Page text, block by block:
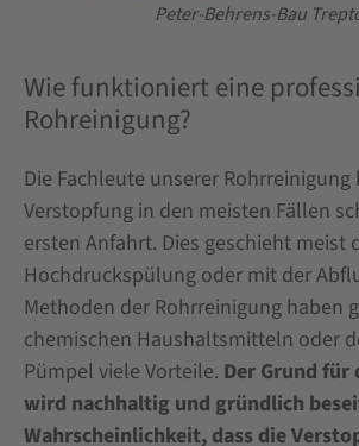
Peter-Behrens-Bau
Wie funktioniert eine
Rohreinigung?
Die Fachleute unserer
Verstopfung in den meisten Fällen
ersten Anfahrt. Dies geschieht meist
Hochdruckspülung oder mit der
Methoden der Rohrreinigung haben
chemischen Haushaltsmitteln oder
Pümpel viele Vorteile. Der Grund für
wird nachhaltig und gründlich
Wahrscheinlichkeit, dass die